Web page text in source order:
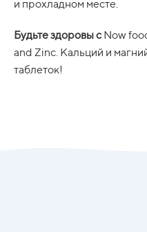
и прохладном месте.
Будьте здоровы сNow
and Zinc. Кальций и
таблеток!